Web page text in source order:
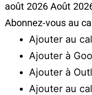
août 2026 Août
Abonnez-vous au
Ajouter au
Ajouter à
Ajouter à
Ajouter au